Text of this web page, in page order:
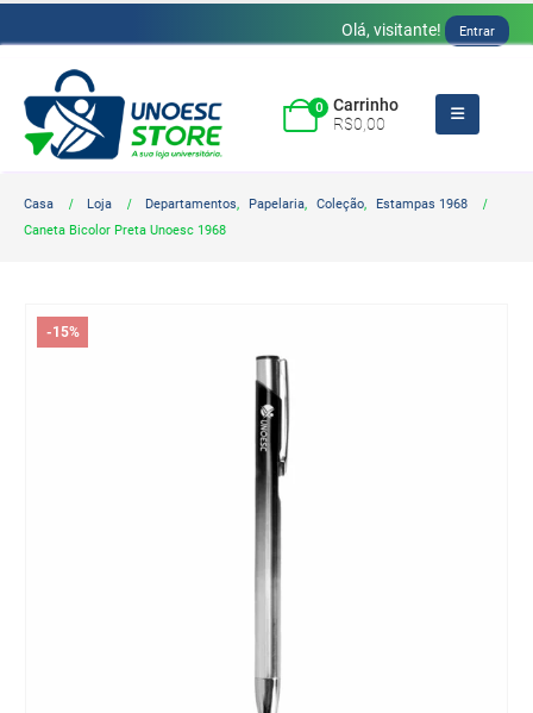
Olá, visitante! Entrar
0
Carrinho
R$0,00
Casa Loja Departamentos, Papelaria, Coleção,
Estampas 1968
Caneta Bicolor Preta Unoesc 1968
-15%